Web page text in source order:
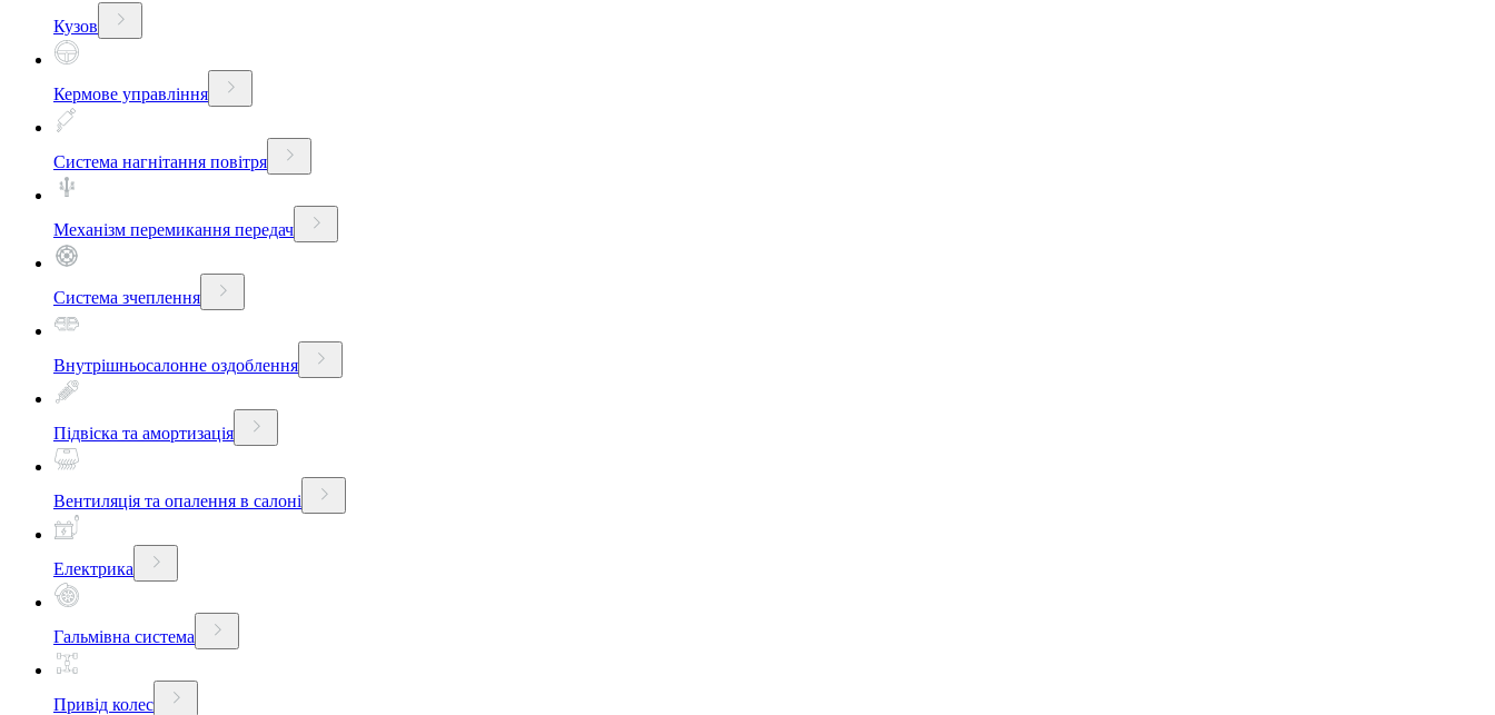
Кузов
Кермове управління
Система нагнітання повітря
Механізм перемикання передач
Система зчеплення
Внутрішньосалонне оздоблення
Підвіска та амортизація
Вентиляція та опалення в салоні
Електрика
Гальмівна система
Привід колес